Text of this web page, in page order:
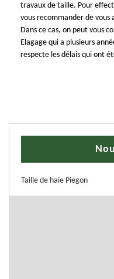
travaux de taille. Pour
vous recommander de
Dans ce cas, on peut vous
Elagage qui a plusieurs
respecte les délais qui ont
Taille de haie Piegon